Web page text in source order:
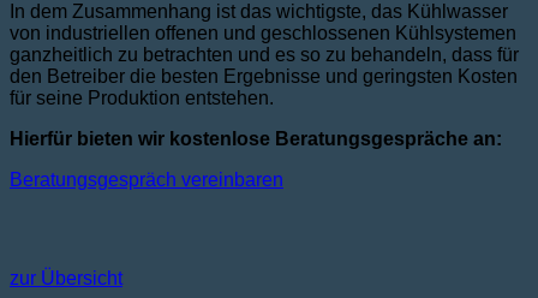
In dem Zusammenhang ist das wichtigste, das Kühlwasser
von industriellen offenen und geschlossenen Kühlsystemen
ganzheitlich zu betrachten und es so zu behandeln, dass für
den Betreiber die besten Ergebnisse und geringsten Kosten
für seine Produktion entstehen.
Hierfür bieten wir kostenlose Beratungsgespräche an:
Beratungsgespräch vereinbaren
zur Übersicht